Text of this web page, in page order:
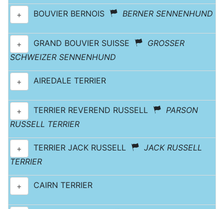
+ BOUVIER BERNOIS BERNER SENNENHUND
+ GRAND BOUVIER SUISSE
GROSSER
SCHWEIZER SENNENHUND
+ AIREDALE TERRIER
+ TERRIER REVEREND RUSSELL
PARSON
RUSSELL TERRIER
+ TERRIER JACK RUSSELL
JACK RUSSELL
TERRIER
+ CAIRN TERRIER